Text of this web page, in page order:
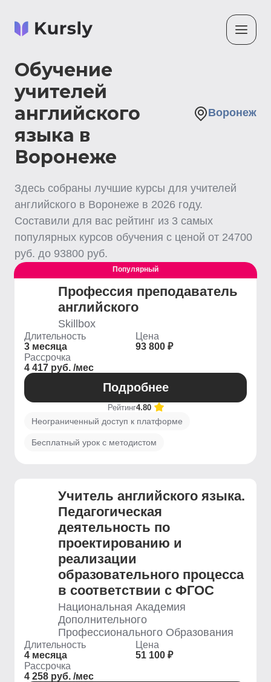
Обучение
учителей
английского
языка в
Воронеже
Воронеж
Здесь собраны лучшие курсы для учителей
английского в Воронеже в 2026 году.
Составили для вас рейтинг из 3 самых
популярных курсов обучения с ценой от 24700
руб. до 93800 руб.
Популярный
Профессия преподаватель
английского
Skillbox
Длительность
3 месяца
Цена
93 800 ₽
Рассрочка
4 417 руб. /мес
Подробнее
Рейтинг4.80
Неограниченный доступ к платформе
Бесплатный урок с методистом
Учитель английского языка.
Педагогическая
деятельность по
проектированию и
реализации
образовательного процесса
в соответствии с ФГОС
Национальная Академия
Дополнительного
Профессионального Образования
Длительность
4 месяца
Цена
51 100 ₽
Рассрочка
4 258 руб. /мес